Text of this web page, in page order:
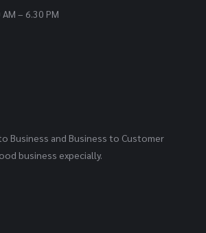
– 6.30 PM
Business and Business to Customer
business expecially.